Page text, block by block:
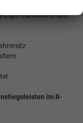
Light-Funktion in den
im R-